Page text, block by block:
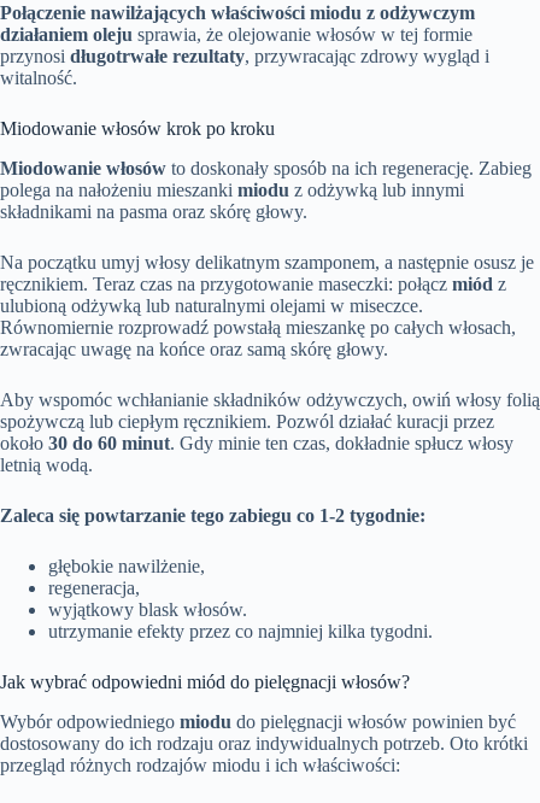
Połączenie nawilżających właściwości miodu z odżywczym
działaniem oleju sprawia, że olejowanie włosów w tej formie
przynosi długotrwałe rezultaty, przywracając zdrowy wygląd i
witalność.
Miodowanie włosów krok po kroku
Miodowanie włosów to doskonały sposób na ich regenerację. Zabieg
polega na nałożeniu mieszanki miodu z odżywką lub innymi
składnikami na pasma oraz skórę głowy.
Na początku umyj włosy delikatnym szamponem, a następnie osusz je
ręcznikiem. Teraz czas na przygotowanie maseczki: połącz miód z
ulubioną odżywką lub naturalnymi olejami w miseczce.
Równomiernie rozprowadź powstałą mieszankę po całych włosach,
zwracając uwagę na końce oraz samą skórę głowy.
Aby wspomóc wchłanianie składników odżywczych, owiń włosy folią
spożywczą lub ciepłym ręcznikiem. Pozwól działać kuracji przez
około 30 do 60 minut. Gdy minie ten czas, dokładnie spłucz włosy
letnią wodą.
Zaleca się powtarzanie tego zabiegu co 1-2 tygodnie:
głębokie nawilżenie,
regeneracja,
wyjątkowy blask włosów.
utrzymanie efekty przez co najmniej kilka tygodni.
Jak wybrać odpowiedni miód do pielęgnacji włosów?
Wybór odpowiedniego miodu do pielęgnacji włosów powinien być
dostosowany do ich rodzaju oraz indywidualnych potrzeb. Oto krótki
przegląd różnych rodzajów miodu i ich właściwości: